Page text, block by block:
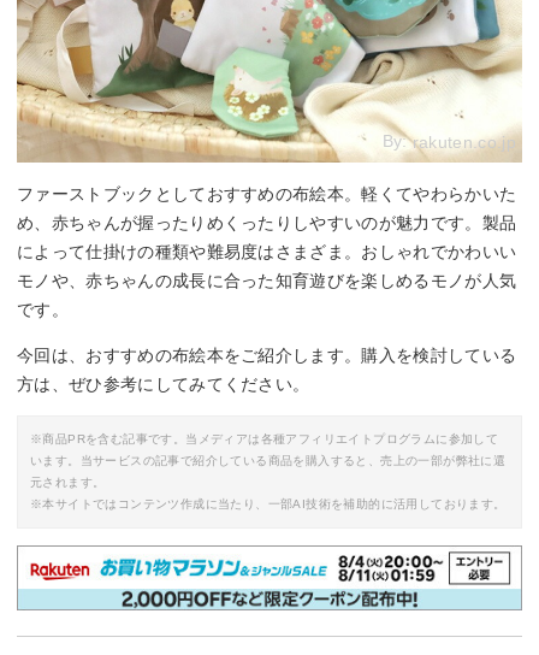
By:rakuten.co.jp
ファーストブックとしておすすめの布絵本。軽くてやわらかいた
め、赤ちゃんが握ったりめくったりしやすいのが魅力です。製品
によって仕掛けの種類や難易度はさまざま。おしゃれでかわいい
モノや、赤ちゃんの成長に合った知育遊びを楽しめるモノが人気
です。
今回は、おすすめの布絵本をご紹介します。購入を検討している
方は、ぜひ参考にしてみてください。
※商品PRを含む記事です。当メディアは各種アフィリエイトプログラムに参加して
います。当サービスの記事で紹介している商品を購入すると、売上の一部が弊社に還
元されます。
※本サイトではコンテンツ作成に当たり、一部AI技術を補助的に活用しております。